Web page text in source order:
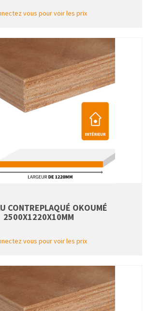
vous pour voir les prix
CONTREPLAQUÉ OKOUMÉ
2500X1220X10MM
vous pour voir les prix